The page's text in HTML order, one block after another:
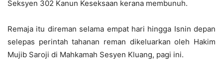
Seksyen 302 Kanun Keseksaan kerana membunuh.
Remaja itu direman selama empat hari hingga Isnin depan
selepas perintah tahanan reman dikeluarkan oleh Hakim
Mujib Saroji di Mahkamah Sesyen Kluang, pagi ini.